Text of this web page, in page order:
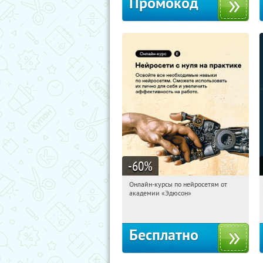
-60%
02:14:42 Получили:
Онлайн-курсы по нейросетям от
академии «Эдюсон»
Бесплатно